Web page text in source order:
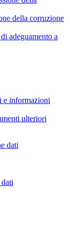
della corruzione
adeguamento a
e informazioni
ulteriori
dati